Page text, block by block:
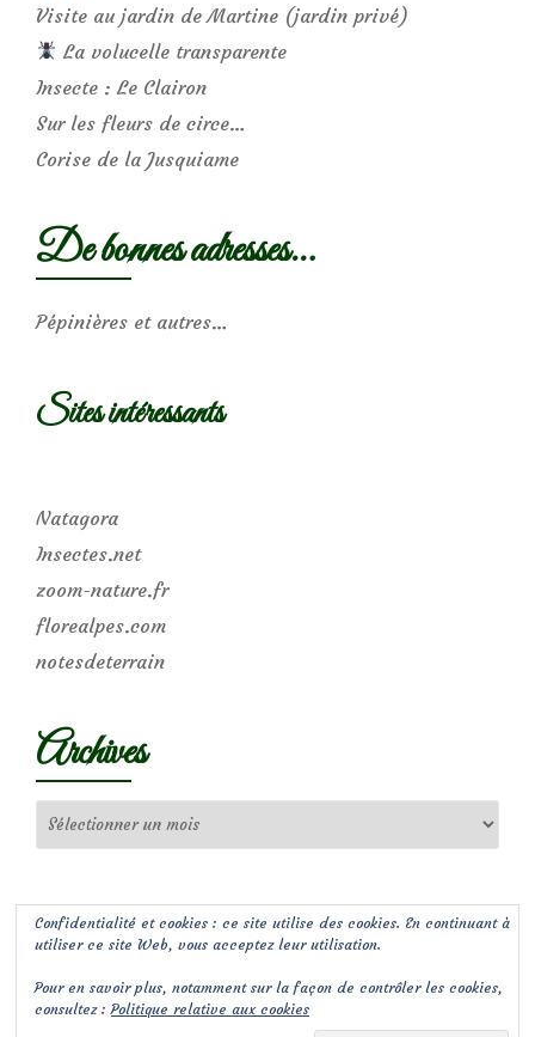
Visite au jardin de Martine (jardin privé)
La volucelle transparente
Insecte : Le Clairon
Sur les fleurs de circe…
Corise de la Jusquiame
De bonnes adresses…
Pépinières et autres…
Sites intéressants
Natagora
Insectes.net
zoom-nature.fr
florealpes.com
notesdeterrain
Archives
Confidentialité et cookies : ce site utilise des cookies. En continuant à
utiliser ce site Web, vous acceptez leur utilisation.
Pour en savoir plus, notamment sur la façon de contrôler les cookies,
consultez :Politique relative aux cookies